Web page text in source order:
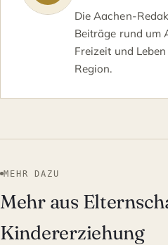
Die Aachen-
Beiträge rund um
Freizeit und
Region.
MEHR DAZU
Mehr aus
Kindererziehung